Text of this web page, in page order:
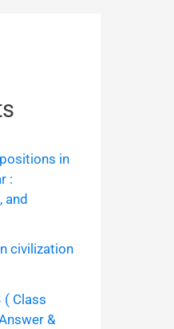
in
:
and
civilization
( Class
&